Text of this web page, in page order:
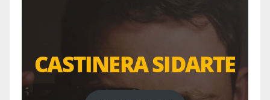
CASTINERA SIDARTE